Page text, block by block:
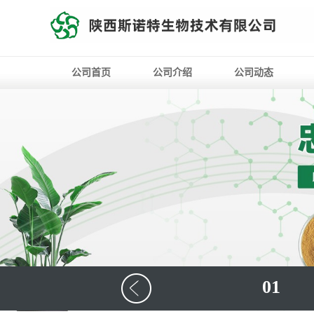
公司首页 公司介绍 公司动态
01